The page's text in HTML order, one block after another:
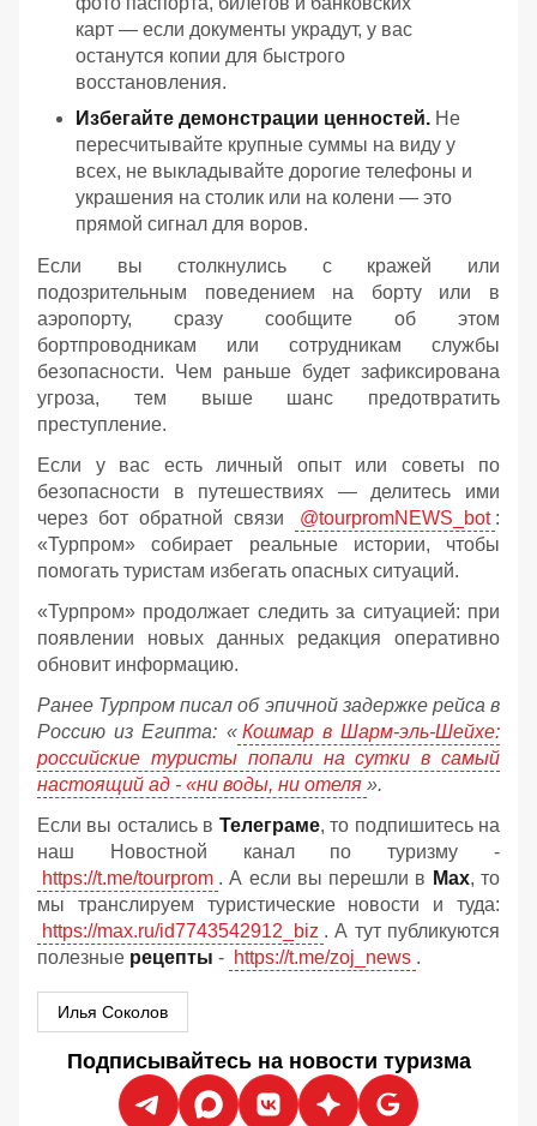
карт — если документы украдут, у вас
останутся копии для быстрого
восстановления.
Избегайте демонстрации ценностей. Не
пересчитывайте крупные суммы на виду у
всех, не выкладывайте дорогие телефоны и
украшения на столик или на колени — это
прямой сигнал для воров.
Если вы столкнулись с кражей или
подозрительным поведением на борту или в
аэропорту, сразу сообщите об этом
бортпроводникам или сотрудникам службы
безопасности. Чем раньше будет зафиксирована
угроза, тем выше шанс предотвратить
преступление.
Если у вас есть личный опыт или советы по
безопасности в путешествиях — делитесь ими
через бот обратной связи
@tourpromNEWS_bot :
«Турпром» собирает реальные истории, чтобы
помогать туристам избегать опасных ситуаций.
«Турпром» продолжает следить за ситуацией: при
появлении новых данных редакция оперативно
обновит информацию.
Ранее Турпром писал об эпичной задержке рейса в
Россию из Египта: « Кошмар в Шарм-эль-Шейхе:
российские туристы попали на сутки в самый
настоящий ад - «ни воды, ни отеля ».
Если вы остались в Телеграме, то подпишитесь на
наш Новостной канал по туризму -
https://t.me/tourprom . А если вы перешли в Мах, то
мы транслируем туристические новости и туда:
https://max.ru/id7743542912_biz . А тут публикуются
полезные рецепты - https://t.me/zoj_news .
Илья Соколов
Подписывайтесь на новости туризма